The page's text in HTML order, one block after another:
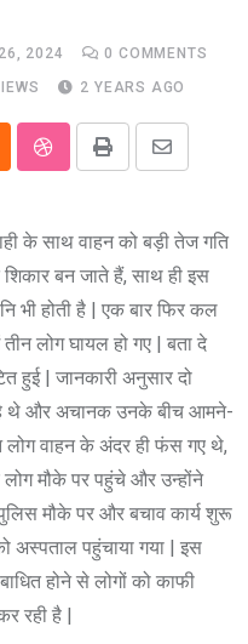
2024 0 COMMENTS
2 YEARS AGO
StumbleUpon
Print
Share
Email
के साथ वाहन को बड़ी तेज गति
बन जाते हैं, साथ ही इस
भी होती है | एक बार फिर कल
लोग घायल हो गए | बता दे
हुई | जानकारी अनुसार दो
थे और अचानक उनके बीच आमने-
लोग वाहन के अंदर ही फंस गए थे,
लोग मौके पर पहुंचे और उन्होंने
मौके पर और बचाव कार्य शुरू
अस्पताल पहुंचाया गया | इस
होने से लोगों को काफी
रही है |